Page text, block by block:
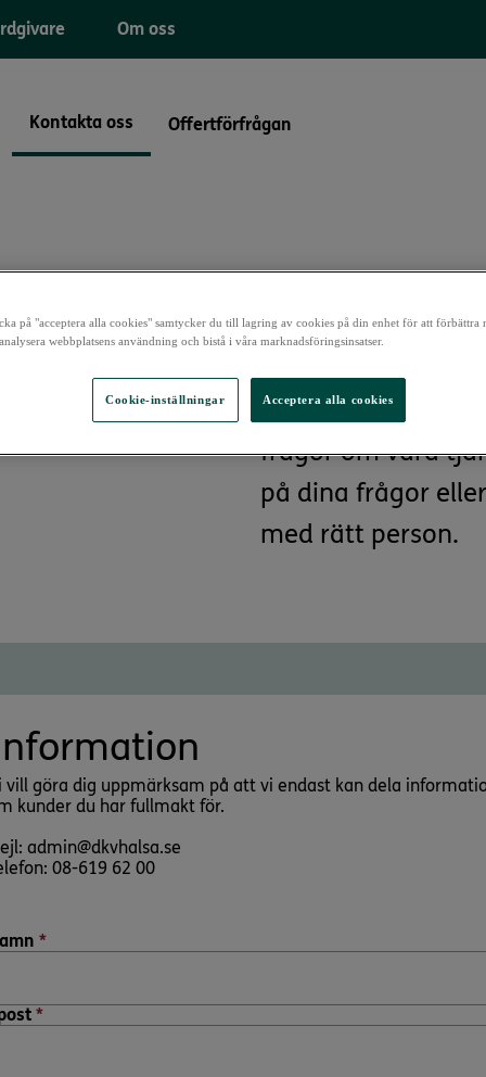
Om oss
Kontakta oss Offertförfrågan
Har du frågor eller
på DKV Hälsa
tillgänglig service.
frågor om våra
på dina frågor
med rätt person.
vill göra dig uppmärksam på att vi endast kan dela
kunder du har fullmakt för.
admin@dkvhalsa.se
08-619 62 00
*
*
på "acceptera alla cookies" samtycker du till lagring av cookies på din enhet för att förbättra
webbplatsens användning och bistå i våra marknadsföringsinsatser.
Acceptera alla cookies
Cookie-inställningar